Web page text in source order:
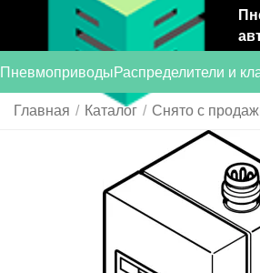
ПневмоприводыРаспределители и
Главная / Каталог / Снято с